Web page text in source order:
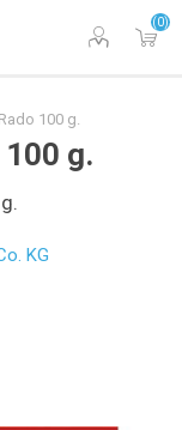
(0)
100 g.
g.
KG